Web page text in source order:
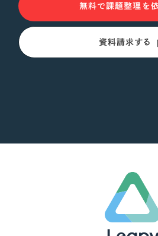
無料で課題整理を
資料請求する